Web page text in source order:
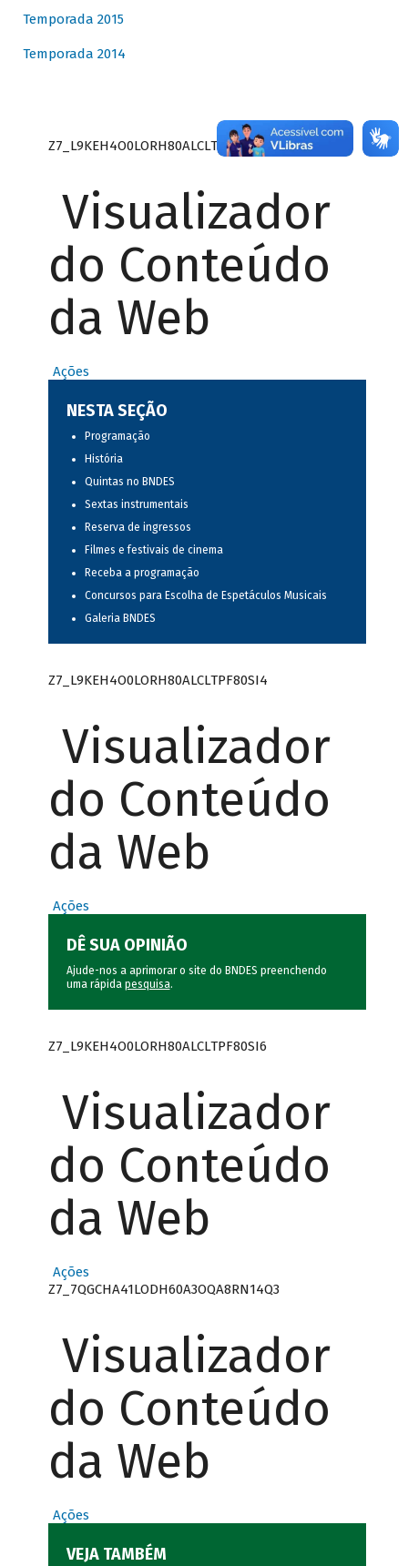
Temporada 2015
Temporada 2014
Z7_L9KEH4O0LORH80ALCLTPF80S27
Visualizador
do Conteúdo
da Web
Ações
NESTA SEÇÃO
Programação
História
Quintas no BNDES
Sextas instrumentais
Reserva de ingressos
Filmes e festivais de cinema
Receba a programação
Concursos para Escolha de Espetáculos Musicais
Galeria BNDES
Z7_L9KEH4O0LORH80ALCLTPF80SI4
Visualizador
do Conteúdo
da Web
Ações
DÊ SUA OPINIÃO
Ajude-nos a aprimorar o site do BNDES preenchendo
uma rápida pesquisa.
Z7_L9KEH4O0LORH80ALCLTPF80SI6
Visualizador
do Conteúdo
da Web
Ações
Z7_7QGCHA41LODH60A3OQA8RN14Q3
Visualizador
do Conteúdo
da Web
Ações
VEJA TAMBÉM